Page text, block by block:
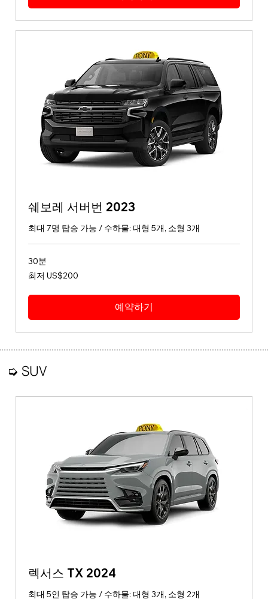
러
쉐보레 서버번 2023
최대 7명 탑승 가능 / 수하물: 대형 5개, 소형 3개
30분
최
저
미
러
최저 US$200
예약하기
➭ SUV
렉서스 TX 2024
최대 5인 탑승 가능 / 수하물: 대형 3개, 소형 2개